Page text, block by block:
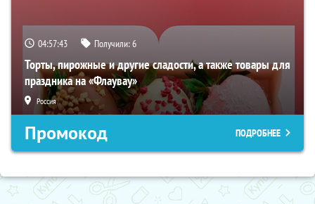
04:57:42 Получили:6
Торты, пирожные и другие сладости, а также товары для
праздника на «Флаувау»
Россия
Промокод ПОДРОБНЕЕ